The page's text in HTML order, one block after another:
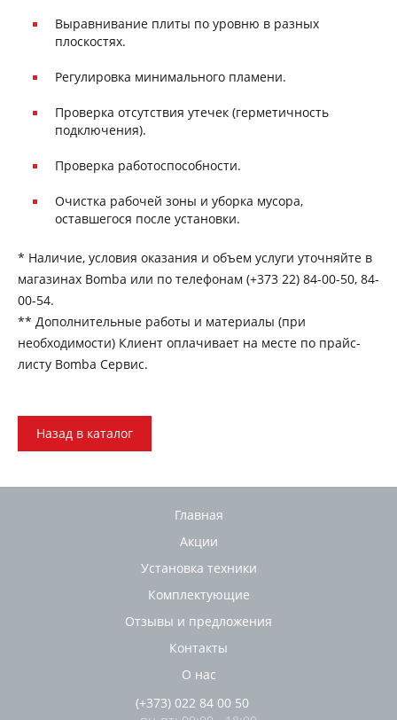
Выравнивание плиты по уровню в разных
плоскостях.
Регулировка минимального пламени.
Проверка отсутствия утечек (герметичность
подключения).
Проверка работоспособности.
Очистка рабочей зоны и уборка мусора,
оставшегося после установки.
* Наличие, условия оказания и объем услуги уточняйте в
магазинах Bomba или по телефонам (+373 22) 84-00-50, 84-
00-54.
** Дополнительные работы и материалы (при
необходимости) Клиент оплачивает на месте по прайс-
листу Bomba Сервис.
Назад в каталог
Главная
Акции
Установка техники
Комплектующие
Отзывы и предложения
Контакты
О нас
(+373) 022 84 00 50